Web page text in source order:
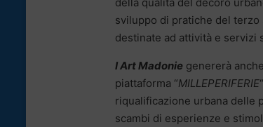
della qualità del decoro
sviluppo di pratiche del terzo
destinate ad attività e servizi
I Art Madonie genererà
piattaforma “MILLEPERIFERIE
riqualificazione urbana delle
scambi di esperienze e